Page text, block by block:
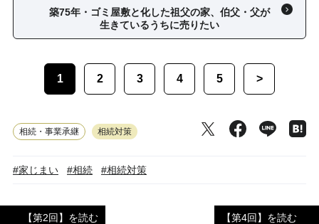
築75年・ゴミ屋敷と化した祖父の家、伯父・父が
生きているうちに売りたい
1 2 3 4 5 >
相続・事業承継 相続対策
#家じまい #相続 #相続対策
【第2回】を読む 【第4回】を読む